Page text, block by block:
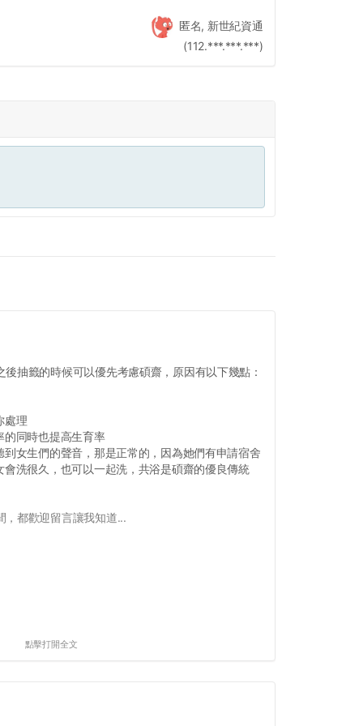
匿名, 新世紀資通
(112.***.***.***)
抽籤的時候可以優先考慮碩齋，原因有以下幾點：
處理
的同時也提高生育率
女生們的聲音，那是正常的，因為她們有申請宿舍
洗很久，也可以一起洗，共浴是碩齋的優良傳統
，都歡迎留言讓我知道...
點擊打開全文